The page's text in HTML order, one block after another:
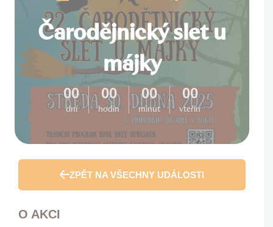
Čarodějnický slet u
májky
00
dní
00
hodin
00
minut
00
vteřin
ZPĚT NA VŠECHNY UDÁLOSTI
O AKCI